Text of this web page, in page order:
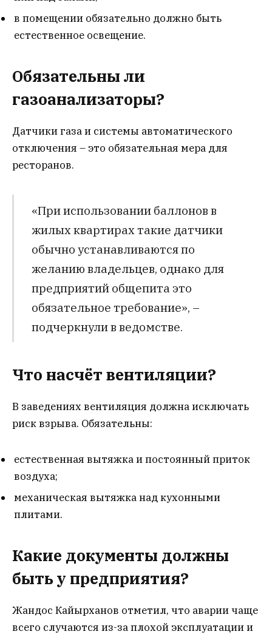
в помещении обязательно должно быть
естественное освещение.
Обязательны ли
газоанализаторы?
Датчики газа и системы автоматического
отключения – это обязательная мера для
ресторанов.
«При использовании баллонов в
жилых квартирах такие датчики
обычно устанавливаются по
желанию владельцев, однако для
предприятий общепита это
обязательное требование», –
подчеркнули в ведомстве.
Что насчёт вентиляции?
В заведениях вентиляция должна исключать
риск взрыва. Обязательны:
естественная вытяжка и постоянный приток
воздуха;
механическая вытяжка над кухонными
плитами.
Какие документы должны
быть у предприятия?
Жандос Кайырханов отметил, что аварии чаще
всего случаются из-за плохой эксплуатации и